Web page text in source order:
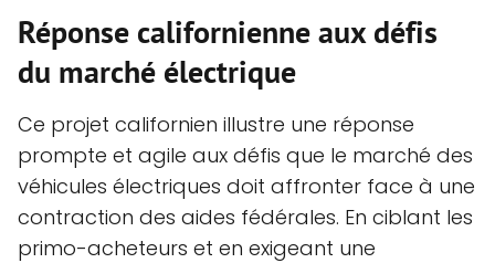
Réponse californienne aux défis
du marché électrique
Ce projet californien illustre une réponse
prompte et agile aux défis que le marché des
véhicules électriques doit affronter face à une
contraction des aides fédérales. En ciblant les
primo-acheteurs et en exigeant une